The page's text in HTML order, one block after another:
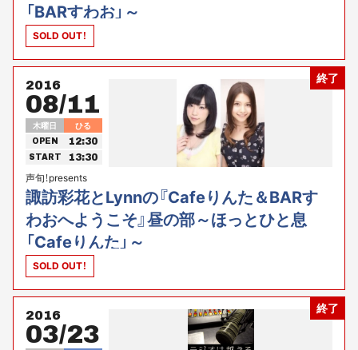
「BARすわお」～
SOLD OUT！
終了
2016
08/11
木曜日 ひる
OPEN 12:30
START 13:30
声旬！presents
諏訪彩花とLynnの『Cafeりんた＆BARす
わおへようこそ』昼の部～ほっとひと息
「Cafeりんた」～
SOLD OUT！
終了
2016
03/23